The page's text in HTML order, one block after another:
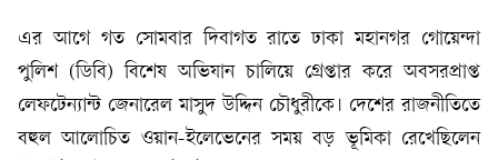
এর আগে গত সোমবার দিবাগত রাতে ঢাকা মহানগর গোয়েন্দা
পুলিশ (ডিবি) বিশেষ অভিযান চালিয়ে গ্রেপ্তার করে অবসরপ্রাপ্ত
লেফটেন্যান্ট জেনারেল মাসুদ উদ্দিন চৌধুরীকে। দেশের রাজনীতিতে
বহুল আলোচিত ওয়ান-ইলেভেনের সময় বড় ভূমিকা রেখেছিলেন